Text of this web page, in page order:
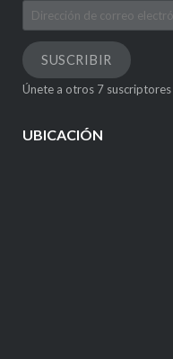
Dirección
de
correo
electrónico
SUSCRIBIR
Únete a otros 7 suscriptores
UBICACIÓN